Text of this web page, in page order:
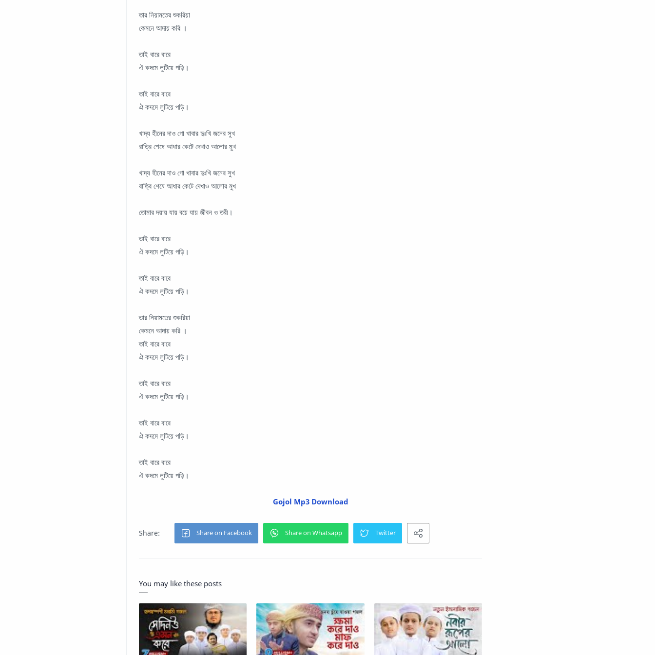
তার নিয়ামতের শুকরিয়া
কেমনে আদায় করি ।
তাই বারে বারে
ঐ কদমে লুটিয়ে পড়ি।
তাই বারে বারে
ঐ কদমে লুটিয়ে পড়ি।
খাদ্য হীনের দাও গো খাবার দুঃখি জনের সুখ
রাত্রি শেষে আধার কেটে দেখাও আলোর মুখ
খাদ্য হীনের দাও গো খাবার দুঃখি জনের সুখ
রাত্রি শেষে আধার কেটে দেখাও আলোর মুখ
তোমার দয়ায় যায় বয়ে যায় জীবন ও তরী।
তাই বারে বারে
ঐ কদমে লুটিয়ে পড়ি।
তাই বারে বারে
ঐ কদমে লুটিয়ে পড়ি।
তার নিয়ামতের শুকরিয়া
কেমনে আদায় করি ।
তাই বারে বারে
ঐ কদমে লুটিয়ে পড়ি।
তাই বারে বারে
ঐ কদমে লুটিয়ে পড়ি।
তাই বারে বারে
ঐ কদমে লুটিয়ে পড়ি।
তাই বারে বারে
ঐ কদমে লুটিয়ে পড়ি।
Gojol Mp3 Download
You may like these posts